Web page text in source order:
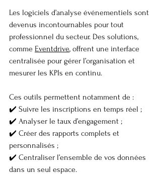
Les logiciels d’analyse événementiels sont
devenus incontournables pour tout
professionnel du secteur. Des solutions,
comme Eventdrive, offrent une interface
centralisée pour gérer l’organisation et
mesurer les KPIs en continu.
Ces outils permettent notamment de :
✔️ Suivre les inscriptions en temps réel ;
✔️ Analyser le taux d’engagement ;
✔️ Créer des rapports complets et
personnalisés ;
✔️ Centraliser l’ensemble de vos données
dans un seul espace.